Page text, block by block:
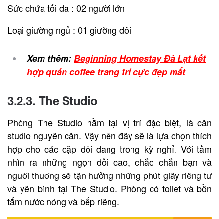
Sức chứa tối đa : 02 người lớn
Loại giường ngủ : 01 giường đôi
Xem thêm:Beginning Homestay Đà Lạt kết
hợp quán coffee trang trí cực đẹp mắt
3.2.3. The Studio
Phòng The Studio nằm tại vị trí đặc biệt, là căn
studio nguyên căn. Vậy nên đây sẽ là lựa chọn thích
hợp cho các cặp đôi đang trong kỳ nghỉ. Với tầm
nhìn ra những ngọn đồi cao, chắc chắn bạn và
người thương sẽ tận hưởng những phút giây riêng tư
và yên bình tại The Studio. Phòng có toilet và bồn
tắm nước nóng và bếp riêng.